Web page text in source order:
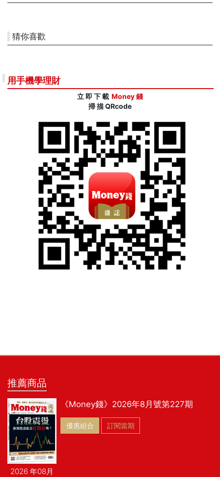
猜你喜歡
用手機學理財
立 即 下 載 Money 錢
掃 描 QRcode
推薦商品
2026 年08月
《Money錢》2026年8月號第227期
優惠組合 訂閱當期